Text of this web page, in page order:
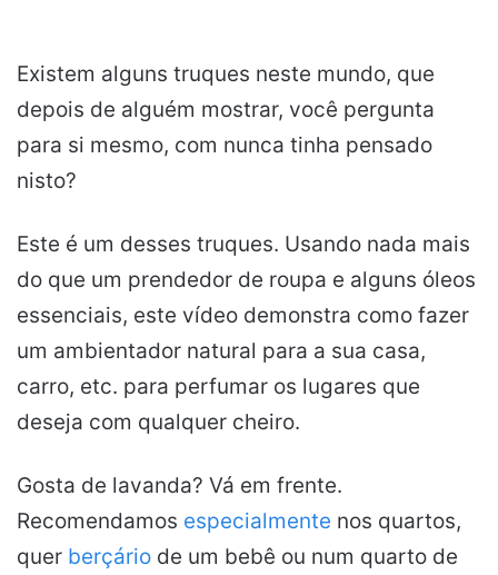
Existem alguns truques neste mundo, que
depois de alguém mostrar, você pergunta
para si mesmo, com nunca tinha pensado
nisto?
Este é um desses truques. Usando nada mais
do que um prendedor de roupa e alguns óleos
essenciais, este vídeo demonstra como fazer
um ambientador natural para a sua casa,
carro, etc. para perfumar os lugares que
deseja com qualquer cheiro.
Gosta de lavanda? Vá em frente.
Recomendamos especialmente nos quartos,
quer berçário de um bebê ou num quarto de